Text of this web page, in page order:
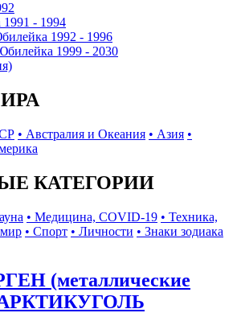
- 1994
1992 - 1996
1999 - 2030
• Австралия и Океания • Азия •
КАТЕГОРИИ
• Медицина, COVID-19 • Техника,
• Спорт • Личности • Знаки зодиака
(металлические
АРКТИКУГОЛЬ